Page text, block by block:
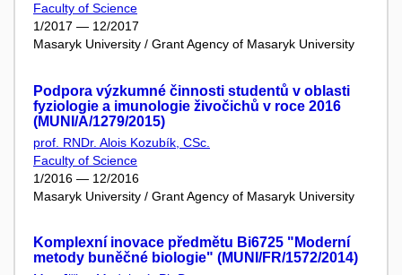
Faculty of Science
1/2017 — 12/2017
Masaryk University / Grant Agency of Masaryk University
Podpora výzkumné činnosti studentů v oblasti
fyziologie a imunologie živočichů v roce 2016
(MUNI/A/1279/2015)
prof. RNDr. Alois Kozubík, CSc.
Faculty of Science
1/2016 — 12/2016
Masaryk University / Grant Agency of Masaryk University
Komplexní inovace předmětu Bi6725 "Moderní
metody buněčné biologie" (MUNI/FR/1572/2014)